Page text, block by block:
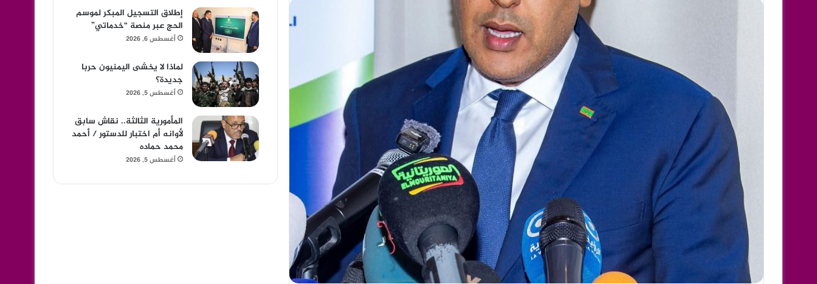
إطلاق التسجيل المبكر لموسم
الحج عبر منصة “خدماتي”
أغسطس 6, 2026
لماذا لا يخشى اليمنيون حربا
جديدة؟
أغسطس 5, 2026
المأمورية الثالثة.. نقاش سابق
لأوانه أم اختبار للدستور / أحمد
محمد حماده
أغسطس 5, 2026